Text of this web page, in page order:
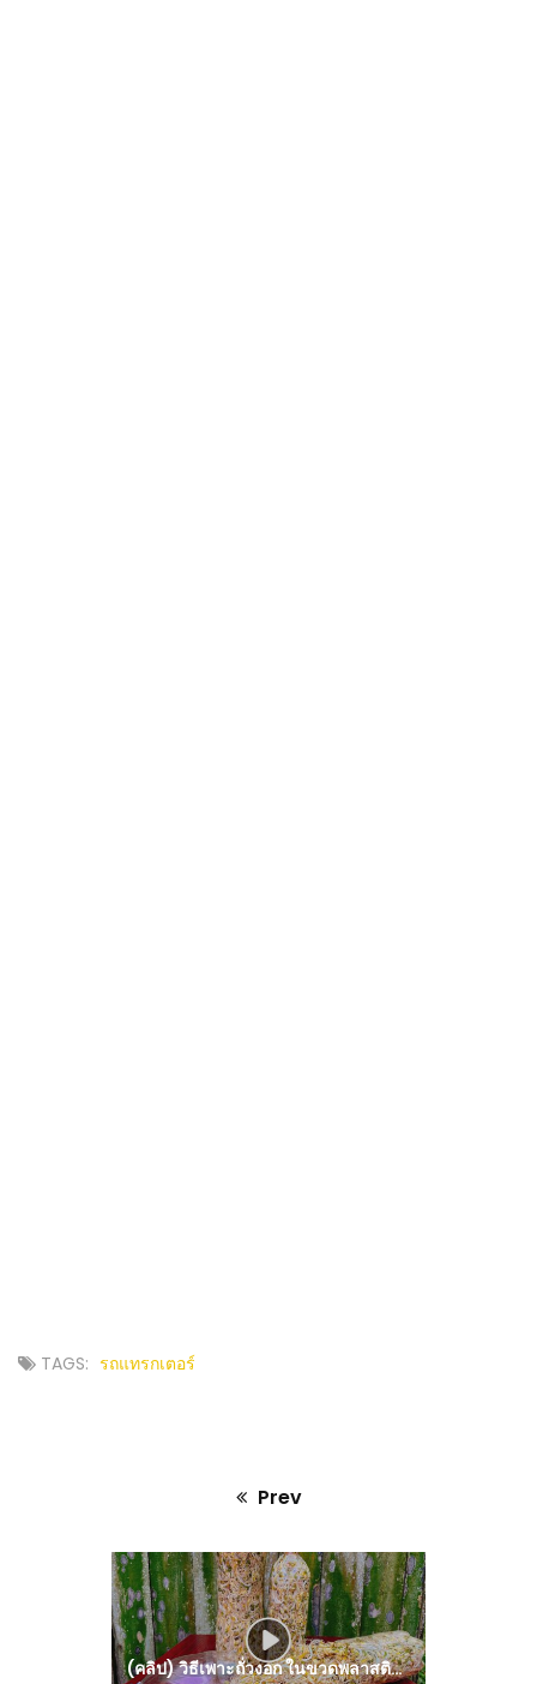
TAGS: รถแทรกเตอร์
Prev
Previous
post:
(คลิป) วิธีเพาะถั่วงอก ในขวดพลาสติก : วีดีโอ เกษตร